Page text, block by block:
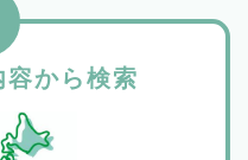
容から検索